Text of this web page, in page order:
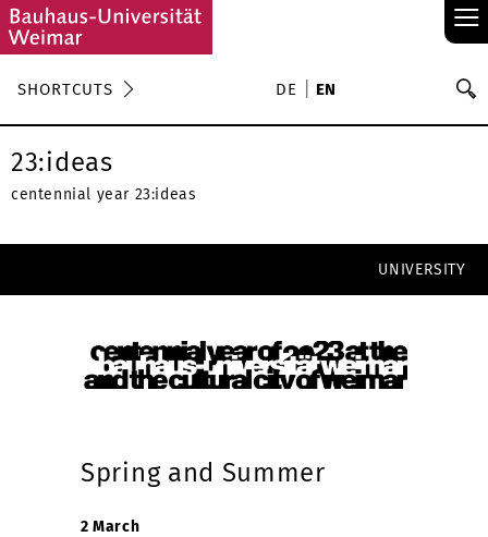
≡
SHORTCUTS DE EN
23:ideas
centennial year 23:ideas
UNIVERSITY
Spring and Summer
2 March